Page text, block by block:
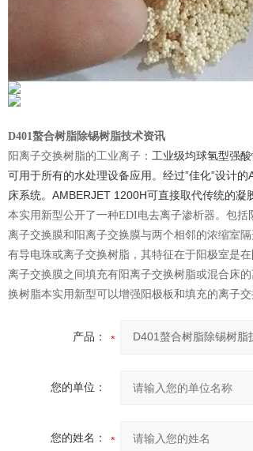
D401螯合树脂除锡树脂技术资讯
阳离子交换树脂的工业离子： 工业级均球氢型强
可用于所有的水处理设备应用。经过”佳化”设计
床系统。AMBERJET 1200H可直接取代传统的凝
本实用新型公开了一种EDI电去离子渗析器。包
离子交换膜和阳离子交换膜与两个相邻的浓缩室
有导电珠或离子交换树脂，其特征在于阳极室是
离子交换膜之间填充有阳离子交换树脂或混合床
换树脂本实用新型可以增强阳极板和填充的离子
产品：
您的单位：
您的姓名：